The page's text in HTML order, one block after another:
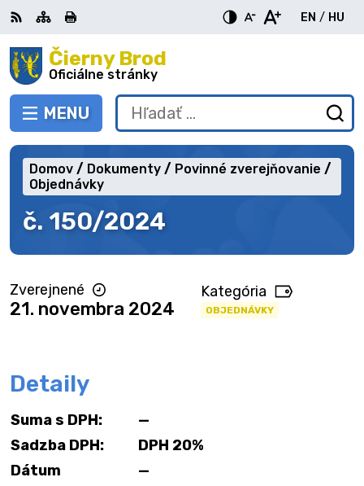
Preskočiť
na
obsah Čierny Brod
Oficiálne stránky
PREPNÚŤ
MENU
RSS MapaTlačiť
EN
English
/ HU
Hľadať:
č. 150/2024
Domov Dokumenty
Povinné zverejňovanie
Objednávky
Zverejnené
21. novembra 2024
Kategória
OBJEDNÁVKY
Detaily
Suma s DPH:
—
Sadzba DPH:
DPH 20%
Dátum
—